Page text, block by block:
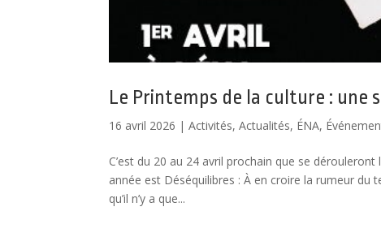
Le Printemps de la culture : une
16 avril 2026 |Activités,Actualités, ÉNA,
C’est du 20 au 24 avril prochain que se
année est Déséquilibres : À en croire la rumeur du
qu’il n’y a que...